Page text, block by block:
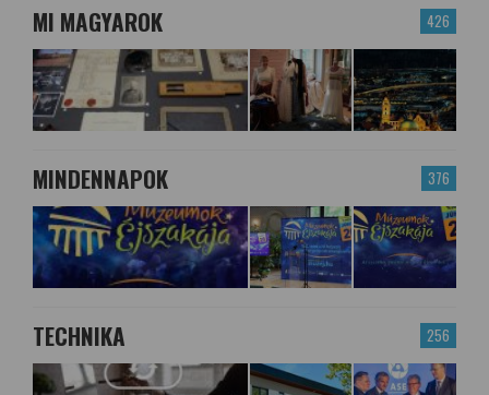
426
MI MAGYAROK
376
MINDENNAPOK
256
TECHNIKA